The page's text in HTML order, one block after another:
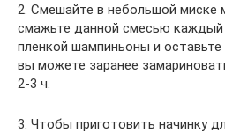
2. Смешайте в небольшой миске
смажьте данной смесью каждый
пленкой шампиньоны и
вы можете заранее
2-3 ч.
3. Чтобы приготовить начинку